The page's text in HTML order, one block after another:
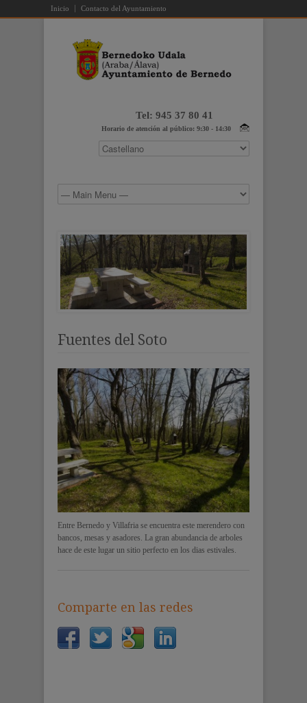
Inicio Contacto del Ayuntamiento
Tel: 945 37 80 41
Horario de atención al público: 9:30 - 14:30
Fuentes del Soto
Entre Bernedo y Villafria se encuentra este merendero con
bancos, mesas y asadores. La gran abundancia de arboles
hace de este lugar un sitio perfecto en los dias estivales.
Comparte en las redes